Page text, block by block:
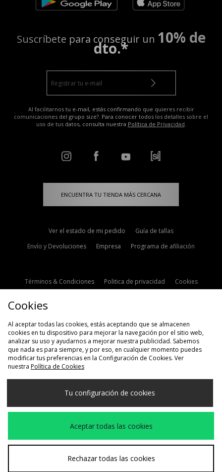
Suscríbete para conseguir un 10% de
dto.*
Al facilitarnos tu e-mail, estás confirmando que quieres recibir
comunicaciones del grupo size?. Para conocer todos los detalles sobre el
uso de tus datos, consulta nuestra Política de Privacidad.
ENCUENTRA TU TIENDA MÁS CERCANA
Ver el estado de mi pedido
Guía de tallas
Envío y Devoluciones
Empresa Programa de afiliación
Términos & Condiciones Politica de privacidad
Cookies
Selecciona País
España
Aceptamos las siguientes formas de pago
Visita nuestra página corporativa en www.jdplc.com
Cookies
Al aceptar todas las cookies, estás aceptando que se almacenen
cookies en tu dispositivo para mejorar la navegación por el sitio web,
analizar su uso y ayudarnos a mejorar nuestra publicidad. Sabemos
que nada es para siempre, y por eso, en cualquier momento puedes
modificar tus preferencias en la Configuración de Cookies. Ver
nuestra Política de Cookies
Tu configuración de cookies
Aceptar todas las cookies
Rechazar todas las cookies